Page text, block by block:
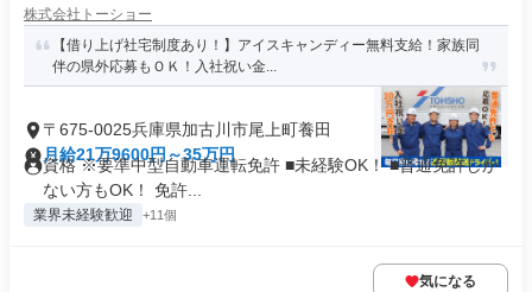
株式会社トーショー
【借り上げ社宅制度あり！】アイスキャンディー無料支給！家族同
伴の県外応募もＯＫ！入社祝い金...
〒675-0025兵庫県加古川市尾上町養田
月給21万9600円～35万円
資格 ※要準中型自動車運転免許 ■未経験OK！ ■普通免許しか
ない方もOK！ 免許...
業界未経験歓迎 +11個
気になる